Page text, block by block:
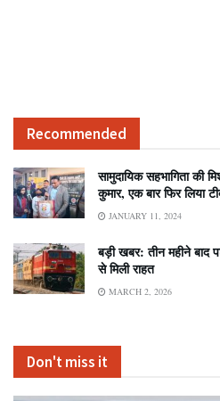
Recommended
सामुदायिक सहभागिता की
कुमार, एक बार फिर लिया
JANUARY 11, 2024
बड़ी खबर: तीन महीने बाद
से मिली राहत
MARCH 2, 2026
Don't miss it